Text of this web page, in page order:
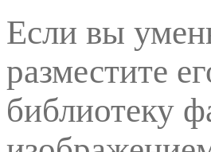
Если вы
разместите
библиотеку